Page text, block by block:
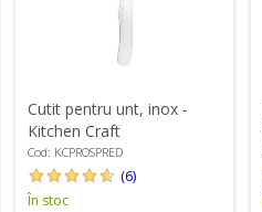
Cutit pentru unt, inox -
Kitchen Craft
Cod: KCPROSPRED
(6)
În stoc